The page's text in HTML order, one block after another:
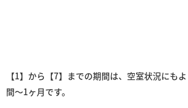
【1】から【7】までの期間は、空室状況にも
間～1ヶ月です。